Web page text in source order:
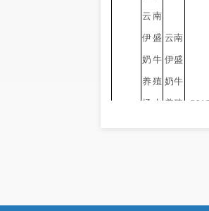
云南
伊盛
奶牛
养殖
场水
云南
伊盛
奶牛
养殖